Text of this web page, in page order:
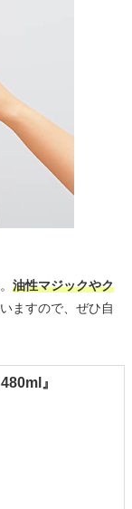
油性マジックやク
ますので、ぜひ自
』